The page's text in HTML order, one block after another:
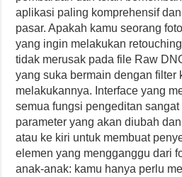
aplikasi paling komprehensif
pasar. Apakah kamu seorang
yang ingin melakukan
tidak merusak pada file Raw
yang suka bermain dengan filter
melakukannya. Interface yang
semua fungsi pengeditan
parameter yang akan diubah
atau ke kiri untuk membuat
elemen yang mengganggu dari
anak-anak: kamu hanya perlu